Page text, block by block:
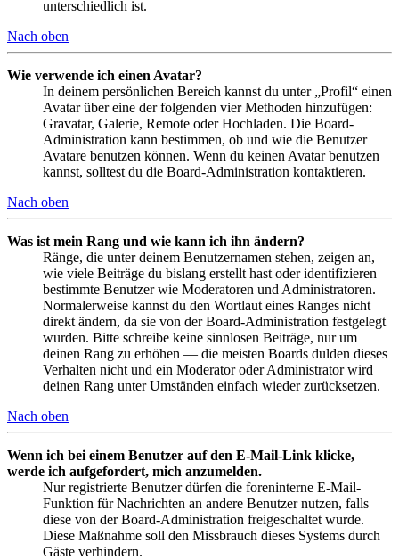
unterschiedlich ist.
Nach oben
Wie verwende ich einen Avatar?
In deinem persönlichen Bereich kannst du unter „Profil“ einen
Avatar über eine der folgenden vier Methoden hinzufügen:
Gravatar, Galerie, Remote oder Hochladen. Die Board-
Administration kann bestimmen, ob und wie die Benutzer
Avatare benutzen können. Wenn du keinen Avatar benutzen
kannst, solltest du die Board-Administration kontaktieren.
Nach oben
Was ist mein Rang und wie kann ich ihn ändern?
Ränge, die unter deinem Benutzernamen stehen, zeigen an,
wie viele Beiträge du bislang erstellt hast oder identifizieren
bestimmte Benutzer wie Moderatoren und Administratoren.
Normalerweise kannst du den Wortlaut eines Ranges nicht
direkt ändern, da sie von der Board-Administration festgelegt
wurden. Bitte schreibe keine sinnlosen Beiträge, nur um
deinen Rang zu erhöhen — die meisten Boards dulden dieses
Verhalten nicht und ein Moderator oder Administrator wird
deinen Rang unter Umständen einfach wieder zurücksetzen.
Nach oben
Wenn ich bei einem Benutzer auf den E-Mail-Link klicke,
werde ich aufgefordert, mich anzumelden.
Nur registrierte Benutzer dürfen die foreninterne E-Mail-
Funktion für Nachrichten an andere Benutzer nutzen, falls
diese von der Board-Administration freigeschaltet wurde.
Diese Maßnahme soll den Missbrauch dieses Systems durch
Gäste verhindern.